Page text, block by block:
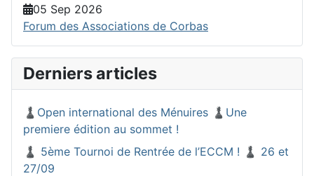
05 Sep 2026
Forum des Associations de Corbas
Derniers articles
♟️Open international des Ménuires ♟️Une
premiere édition au sommet !
♟️ 5ème Tournoi de Rentrée de l’ECCM ! ♟️ 26 et
27/09